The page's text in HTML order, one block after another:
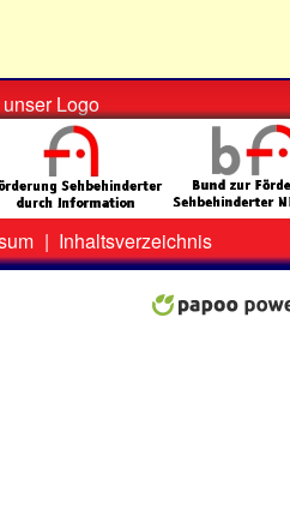
unser Logo
| Inhaltsverzeichnis